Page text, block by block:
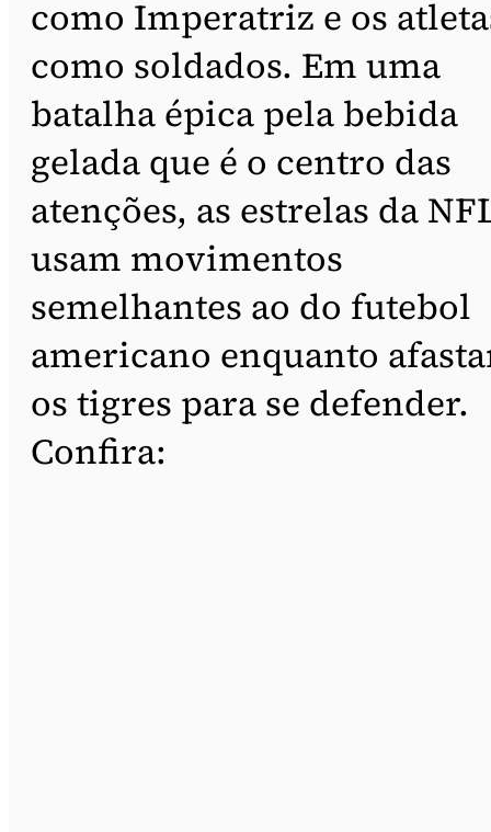
como Imperatriz e os
como soldados. Em uma
batalha épica pela bebida
gelada que é o centro das
atenções, as estrelas da
usam movimentos
semelhantes ao do futebol
americano enquanto
os tigres para se defender.
Confira: